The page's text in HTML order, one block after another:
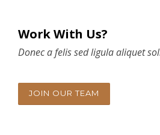
Work With Us?
Donec a felis sed ligula aliquet
JOIN OUR TEAM